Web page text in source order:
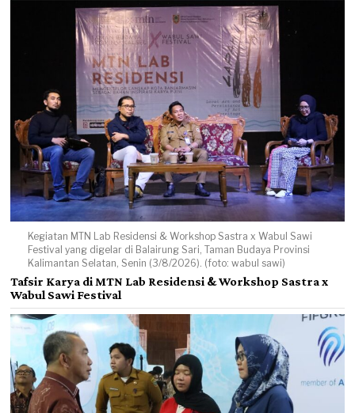
Kegiatan MTN Lab Residensi & Workshop Sastra x Wabul Sawi
Festival yang digelar di Balairung Sari, Taman Budaya Provinsi
Kalimantan Selatan, Senin (3/8/2026). (foto: wabul sawi)
Tafsir Karya di MTN Lab Residensi & Workshop Sastra x
Wabul Sawi Festival